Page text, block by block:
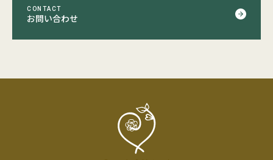
CONTACT
お問い合わせ